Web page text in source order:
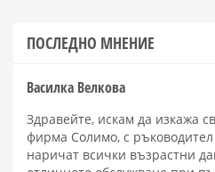
ПОСЛЕДНО МНЕНИЕ
Василка Велкова
Здравейте, искам да изкажа
фирма Солимо, с
наричат всички възрастни